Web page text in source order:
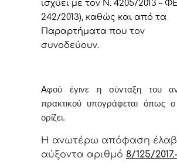
ισχύει με τον Ν. 4205/2013 –
242/2013), καθώς και από τα
Παραρτήματα που τον
συνοδεύουν.
Αφoύ έγιvε η σύvταξη τoυ
πρακτικoύ υπoγράφεται όπως
oρίζει.
Η αvωτέρω απόφαση
αύξοντα αριθμό 8/125/